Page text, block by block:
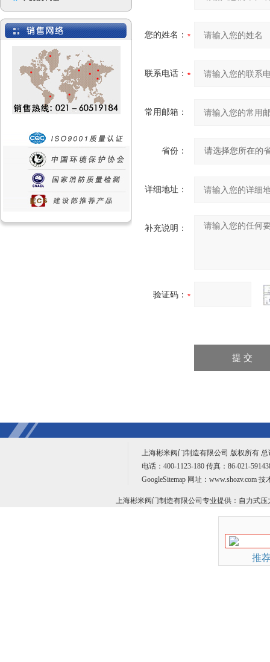
您的姓名：
联系电话：
常用邮箱：
省份：
详细地址：
补充说明：
验证码：
上海彬米阀门制造有限公司 版权所有
电话：400-1123-180 传真：86-021-
GoogleSitemap 网址：www.shozv.com 技
上海彬米阀门制造有限公司专业提供： 自力式压
推